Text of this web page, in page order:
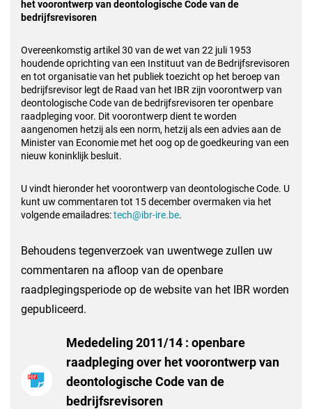
het voorontwerp van deontologische Code van de
bedrijfsrevisoren
Overeenkomstig artikel 30 van de wet van 22 juli 1953
houdende oprichting van een Instituut van de Bedrijfsrevisoren
en tot organisatie van het publiek toezicht op het beroep van
bedrijfsrevisor legt de Raad van het IBR zijn voorontwerp van
deontologische Code van de bedrijfsrevisoren ter openbare
raadpleging voor. Dit voorontwerp dient te worden
aangenomen hetzij als een norm, hetzij als een advies aan de
Minister van Economie met het oog op de goedkeuring van een
nieuw koninklijk besluit.
U vindt hieronder het voorontwerp van deontologische Code. U
kunt uw commentaren tot 15 december overmaken via het
volgende emailadres:tech@ibr-ire.be.
Behoudens tegenverzoek van uwentwege zullen uw
commentaren na afloop van de openbare
raadplegingsperiode op de website van het IBR worden
gepubliceerd.
Mededeling 2011/14 : openbare
raadpleging over het voorontwerp van
deontologische Code van de
bedrijfsrevisoren